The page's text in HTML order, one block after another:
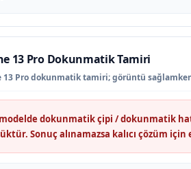
13 Pro Dokunmatik Tamiri
13 Pro dokunmatik tamiri; görüntü
dokunmatik çipi / dokunmatik
Sonuç alınamazsa kalıcı çözüm